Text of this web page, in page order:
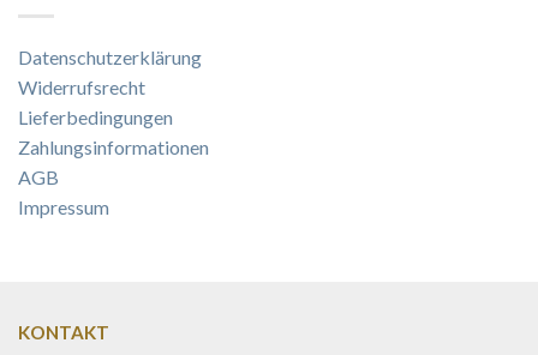
Datenschutzerklärung
Widerrufsrecht
Lieferbedingungen
Zahlungsinformationen
AGB
Impressum
KONTAKT